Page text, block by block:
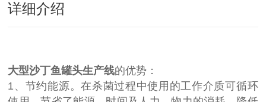
详细介绍
大型沙丁鱼罐头生产线的优势：
1、节约能源。在杀菌过程中使用的工作介质可循环